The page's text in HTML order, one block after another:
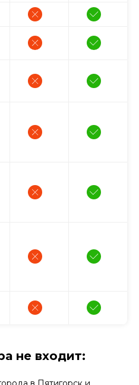
не входит: